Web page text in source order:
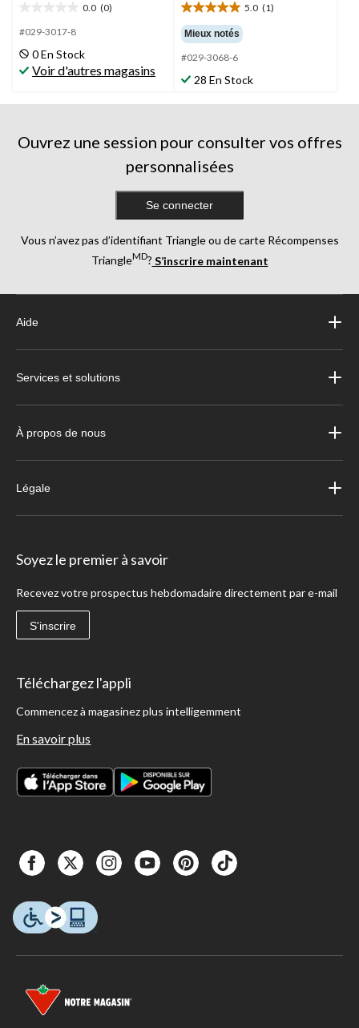
0.0 (0)
étoile(s)
5.
#029-3017-8
0 En Stock
Voir d'autres magasins
5.0 (1)
5.0
étoile(s)
sur
5.
1
Mieux notés
#029-3068-6
28 En Stock
Ouvrez une session pour consulter vos offres
personnalisées
Se connecter
Vous n’avez pas d’identifiant Triangle ou de carte Récompenses
TriangleMD? S’inscrire maintenant
Aide
Services et solutions
À propos de nous
Légale
Soyez le premier à savoir
Recevez votre prospectus hebdomadaire directement par e-mail
S'inscrire
Téléchargez l'appli
Commencez à magasinez plus intelligemment
En savoir plus